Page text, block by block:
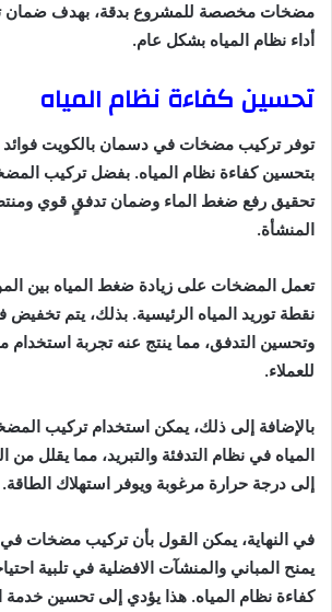
مضخات مخصصة للمشروع بدقة، بهدف ضمان
أداء نظام المياه بشكل عام.
تحسين كفاءة نظام المياه
توفر تركيب مضخات في دسمان بالكويت فوائد
بتحسين كفاءة نظام المياه. بفضل تركيب
تحقيق رفع ضغط الماء وضمان تدفقٍ قوي
المنشأة.
تعمل المضخات على زيادة ضغط المياه بين
نقطة توريد المياه الرئيسية. بذلك، يتم
وتحسين التدفق، مما ينتج عنه تجربة استخدام
للعملاء.
بالإضافة إلى ذلك، يمكن استخدام تركيب
المياه في نظام التدفئة والتبريد، مما يقلل من
إلى درجة حرارة مرغوبة ويوفر استهلاك الطاقة.
في النهاية، يمكن القول بأن تركيب مضخات
يمنح المباني والمنشآت الافضلية في تلبية
كفاءة نظام المياه. هذا يؤدي إلى تحسين خدمة